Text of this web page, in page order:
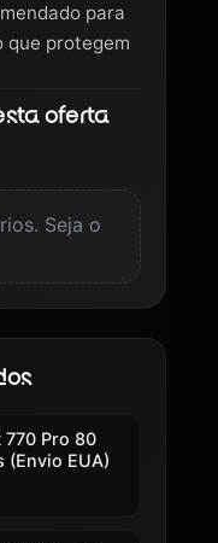
para
que protegem
oferta
Seja o
770 Pro 80
(Envio EUA)